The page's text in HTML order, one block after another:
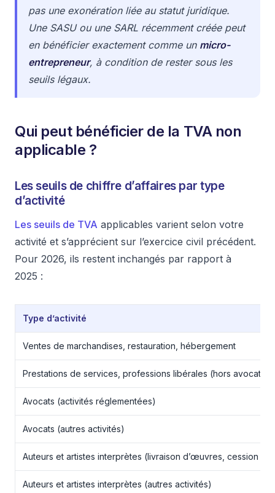
pas une exonération liée au statut juridique.
Une SASU ou une SARL récemment créée peut
en bénéficier exactement comme un micro-
entrepreneur, à condition de rester sous les
seuils légaux.
Qui peut bénéficier de la TVA non
applicable ?
Les seuils de chiffre d’affaires par type
d’activité
Les seuils de TVA applicables varient selon votre
activité et s’apprécient sur l’exercice civil précédent.
Pour 2026, ils restent inchangés par rapport à
2025 :
Type d’activité
Ventes de marchandises, restauration, hébergement
Prestations de services, professions libérales (hors avocats)
Avocats (activités réglementées)
Avocats (autres activités)
Auteurs et artistes interprètes (livraison d’œuvres, cession de
Auteurs et artistes interprètes (autres activités)